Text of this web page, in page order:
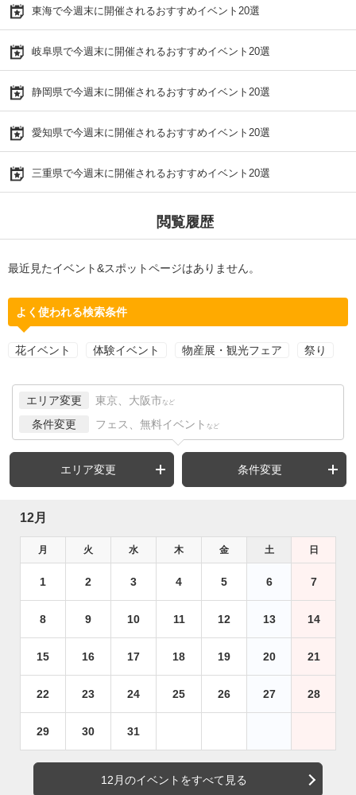
東海で今週末に開催されるおすすめイベント20選
岐阜県で今週末に開催されるおすすめイベント20選
静岡県で今週末に開催されるおすすめイベント20選
愛知県で今週末に開催されるおすすめイベント20選
三重県で今週末に開催されるおすすめイベント20選
閲覧履歴
最近見たイベント&スポットページはありません。
よく使われる検索条件
花イベント 体験イベント 物産展・観光フェア 祭り
エリア変更 東京、大阪市 など
条件変更 フェス、無料イベント など
エリア変更 条件変更
12月
月 火 水 木 金 土 日
1 2 3 4 5 6 7
8 9 10 11 12 13 14
15 16 17 18 19 20 21
22 23 24 25 26 27 28
29 30 31
12月のイベントをすべて見る